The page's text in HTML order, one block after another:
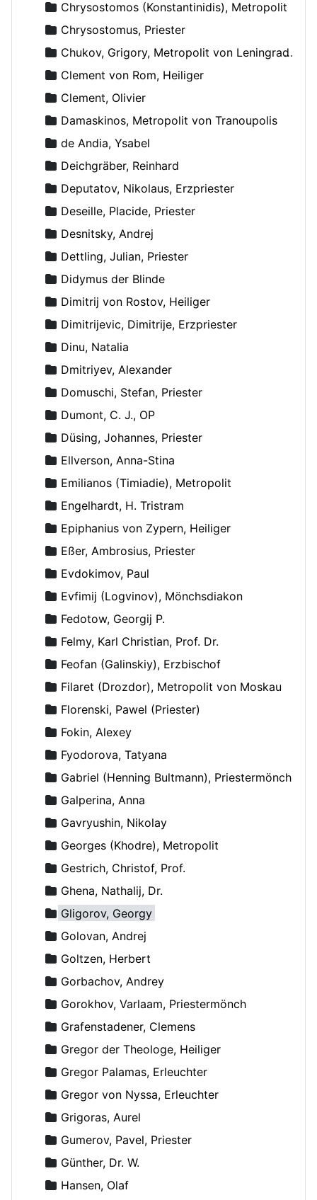
Chrysostomos (Konstantinidis), Metropolit
Chrysostomus, Priester
Chukov, Grigory, Metropolit von Leningrad und Novgorod
Clement von Rom, Heiliger
Clement, Olivier
Damaskinos, Metropolit von Tranoupolis
de Andia, Ysabel
Deichgräber, Reinhard
Deputatov, Nikolaus, Erzpriester
Deseille, Placide, Priester
Desnitsky, Andrej
Dettling, Julian, Priester
Didymus der Blinde
Dimitrij von Rostov, Heiliger
Dimitrijevic, Dimitrije, Erzpriester
Dinu, Natalia
Dmitriyev, Alexander
Domuschi, Stefan, Priester
Dumont, C. J., OP
Düsing, Johannes, Priester
Ellverson, Anna-Stina
Emilianos (Timiadie), Metropolit
Engelhardt, H. Tristram
Epiphanius von Zypern, Heiliger
Eßer, Ambrosius, Priester
Evdokimov, Paul
Evfimij (Logvinov), Mönchsdiakon
Fedotow, Georgij P.
Felmy, Karl Christian, Prof. Dr.
Feofan (Galinskiy), Erzbischof
Filaret (Drozdor), Metropolit von Moskau
Florenski, Pawel (Priester)
Fokin, Alexey
Fyodorova, Tatyana
Gabriel (Henning Bultmann), Priestermönch
Galperina, Anna
Gavryushin, Nikolay
Georges (Khodre), Metropolit
Gestrich, Christof, Prof.
Ghena, Nathalij, Dr.
Gligorov, Georgy
Golovan, Andrej
Goltzen, Herbert
Gorbachov, Andrey
Gorokhov, Varlaam, Priestermönch
Grafenstadener, Clemens
Gregor der Theologe, Heiliger
Gregor Palamas, Erleuchter
Gregor von Nyssa, Erleuchter
Grigoras, Aurel
Gumerov, Pavel, Priester
Günther, Dr. W.
Hansen, Olaf